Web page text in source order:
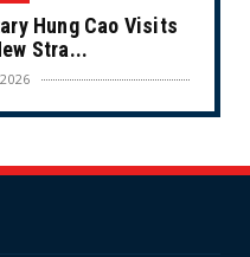
Hung Cao Visits
Stra...
enacts...